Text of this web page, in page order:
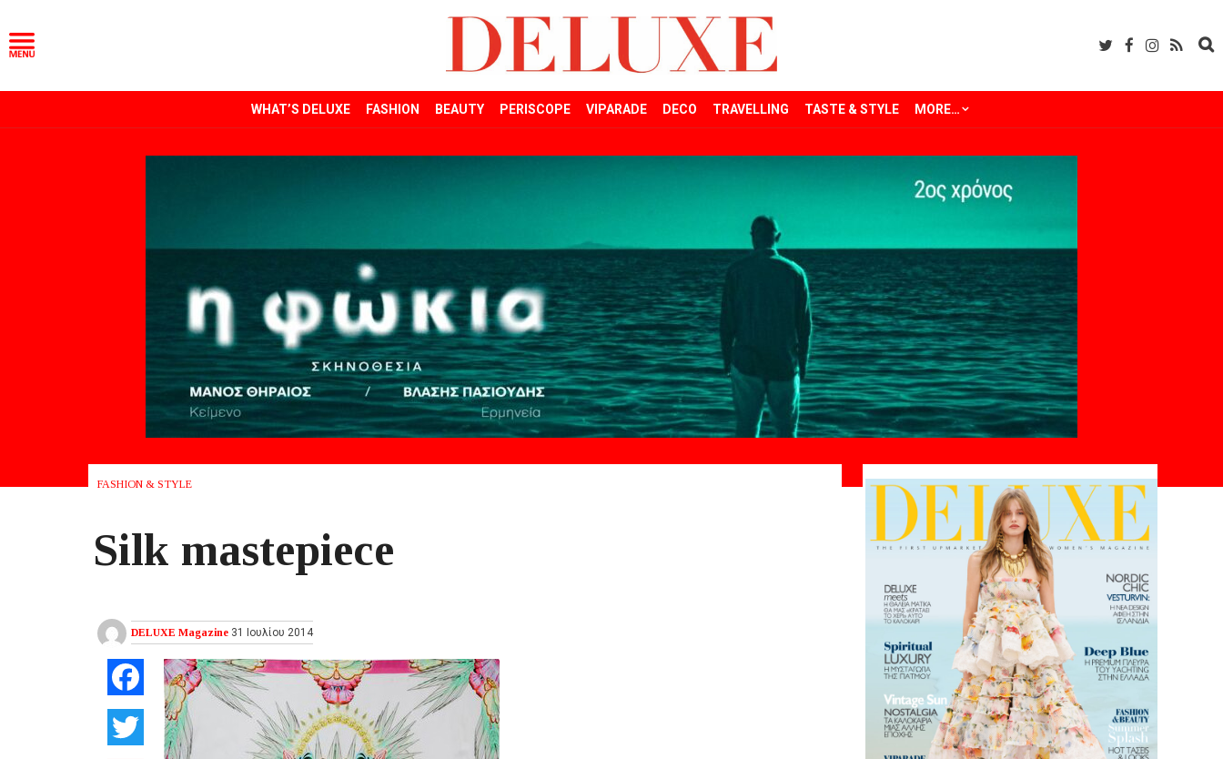
WHAT’S DELUXE FASHION BEAUTY PERISCOPE VIPARADE DECO TRAVELLING TASTE & STYLE MORE…
FASHION & STYLE
Silk mastepiece
DELUXE Magazine 31 Ιουλίου 2014
Facebook
Twitter